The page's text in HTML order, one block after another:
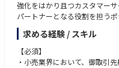
■評価指標（KPI）
・顧客満足度（NPS）
・初回訪問での修理完了率（
・問い合わせ対応件数
・問題解決までの対応時間
・技術研修の修了状況
強化をはかり且つカスタマー
パートナーとなる役割を担うポ
大きな区分けとしては、A.在庫
B.カスタム ボール・クラブの
ュメント管理・お客様相談管
チェーン・ITチームとも協業
求める経験 / スキル
【必須】
・小売業界において、御取引